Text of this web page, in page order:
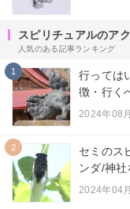
スピリチュアルのア
人気のある記事ランキング
1
行っては
徴・行く
2024年08
2
セミのス
ンダ/神社
2024年04